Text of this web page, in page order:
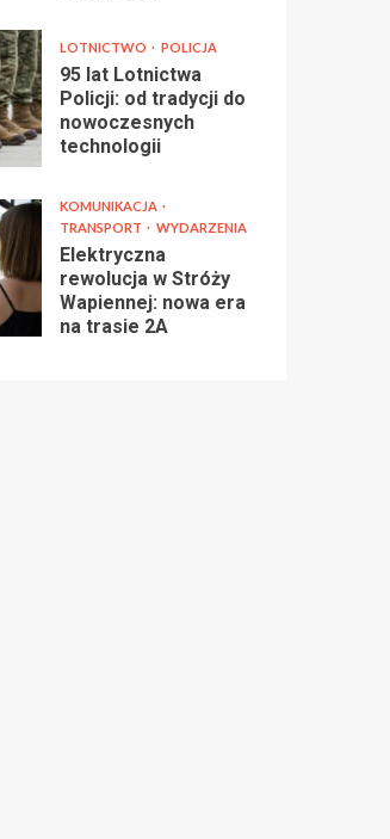
LOTNICTWO POLICJA
95 lat Lotnictwa
Policji: od tradycji do
nowoczesnych
technologii
KOMUNIKACJA
TRANSPORT
WYDARZENIA
Elektryczna
rewolucja w Stróży
Wapiennej: nowa era
na trasie 2A